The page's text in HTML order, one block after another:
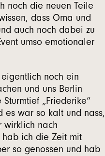
noch die neuen Teile
dass Oma und
auch noch dabei zu
umso emotionaler
noch ein
und uns Berlin
„Friederike“
es war so kalt und nass,
wirklich nach
hab ich die Zeit mit
so genossen und hab